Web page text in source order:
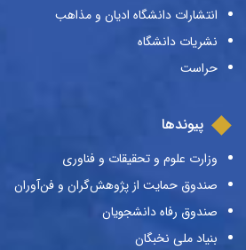
انتشارات دانشگاه ادیان و مذاهب
نشریات دانشگاه
حراست
پیوندها
وزارت علوم و تحقیقات و فناوری
صندوق حمایت از پژوهش‌گران و فن‌آوران
صندوق رفاه دانشجویان
بنیاد ملی نخبگان